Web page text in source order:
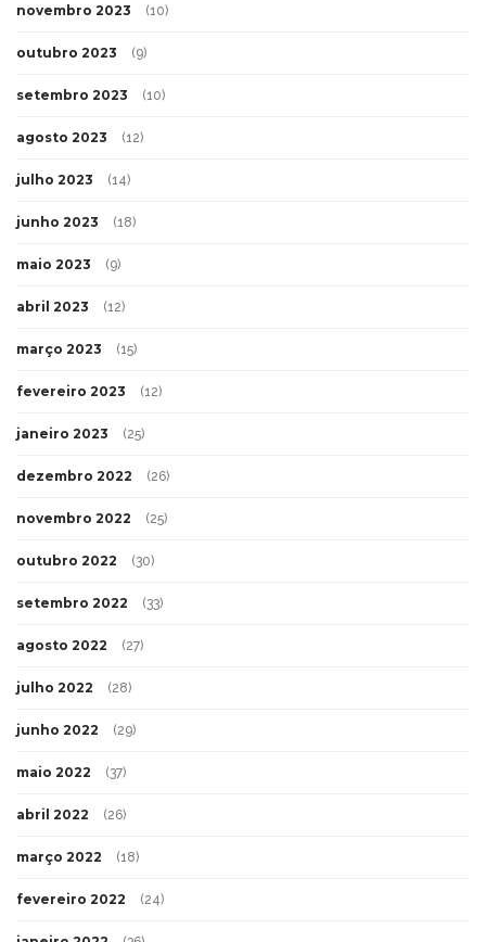
novembro 2023 (10)
outubro 2023 (9)
setembro 2023 (10)
agosto 2023 (12)
julho 2023 (14)
junho 2023 (18)
maio 2023 (9)
abril 2023 (12)
março 2023 (15)
fevereiro 2023 (12)
janeiro 2023 (25)
dezembro 2022 (26)
novembro 2022 (25)
outubro 2022 (30)
setembro 2022 (33)
agosto 2022 (27)
julho 2022 (28)
junho 2022 (29)
maio 2022 (37)
abril 2022 (26)
março 2022 (18)
fevereiro 2022 (24)